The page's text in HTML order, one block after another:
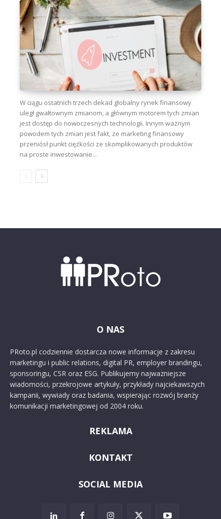
W ciągu ostatnich trzech dekad globalny rynek finansowy
uległ gwałtownym zmianom, a głównym motorem tych zmian
jest dostęp do nowoczesnych technologii. Innym ważnym
powodem tych zmian jest fakt, że marketing finansowy
przeniósł punkt ciężkości ze skomplikowanych produktów
na proste inwestowanie...
O NAS
PRoto.pl codziennie dostarcza nowe informacje z zakresu
marketingu i public relations, digital PR, employer brandingu,
sponsoringu, CSR oraz ESG. Publikujemy najważniejsze
wiadomości, przekrojowe artykuły, przykłady najciekawszych
kampanii, wywiady oraz badania, wspierając rozwój branży
komunikacji marketingowej od 2004 roku.
REKLAMA
KONTAKT
SOCIAL MEDIA